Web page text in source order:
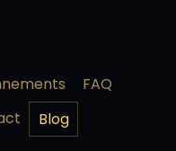
FAQ
Blog